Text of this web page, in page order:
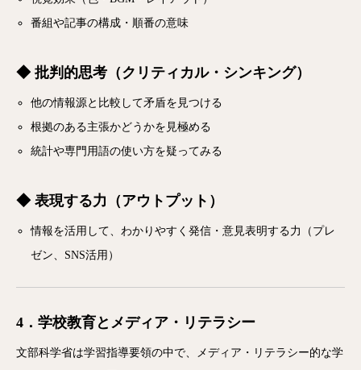
番組や記事の構成・順番の意味
◆ 批判的思考（クリティカル・シンキング）
他の情報源と比較して矛盾を見つける
根拠のある主張かどうかを見極める
統計や専門用語の使い方を疑ってみる
◆ 表現する力（アウトプット）
情報を活用して、わかりやすく発信・意見表明する力（プレ
ゼン、SNS活用）
4．学校教育とメディア・リテラシー
文部科学省は学習指導要領の中で、メディア・リテラシー的な学